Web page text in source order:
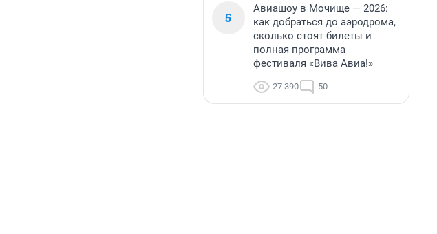
5
Авиашоу в Мочище — 2026:
как добраться до аэродрома,
сколько стоят билеты и
полная программа
фестиваля «Вива Авиа!»
27 390 50